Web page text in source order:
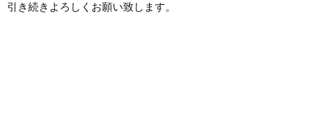
引き続きよろしくお願い致します。